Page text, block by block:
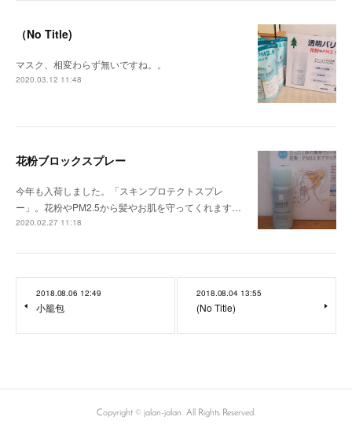
（No Title)
マスク、相変わらず無いですね。。
2020.03.12 11:48
花粉ブロックスプレー
今年も入荷しました。「スキンプロテクトスプレ
ー」。花粉やPM2.5から髪やお肌を守ってくれます…
2020.02.27 11:18
2018.08.06 12:49
小籠包
2018.08.04 13:55
(No Title)
Copyright © jalan-jalan. All Rights Reserved.